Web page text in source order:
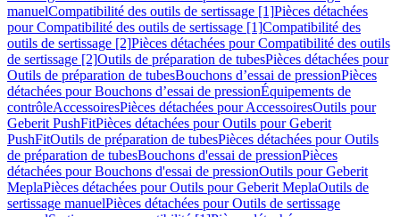
manuelCompatibilité des outils de sertissage [1]Pièces détachées
pour Compatibilité des outils de sertissage [1]Compatibilité des
outils de sertissage [2]Pièces détachées pour Compatibilité des outils
de sertissage [2]Outils de préparation de tubesPièces détachées pour
Outils de préparation de tubesBouchons d’essai de pressionPièces
détachées pour Bouchons d’essai de pressionÉquipements de
contrôleAccessoiresPièces détachées pour AccessoiresOutils pour
Geberit PushFitPièces détachées pour Outils pour Geberit
PushFitOutils de préparation de tubesPièces détachées pour Outils
de préparation de tubesBouchons d'essai de pressionPièces
détachées pour Bouchons d'essai de pressionOutils pour Geberit
MeplaPièces détachées pour Outils pour Geberit MeplaOutils de
sertissage manuelPièces détachées pour Outils de sertissage